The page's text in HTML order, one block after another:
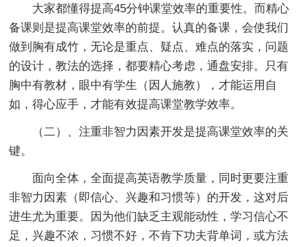
大家都懂得提高45分钟课堂效率的重要性。而精心
备课则是提高课堂效率的前提。认真的备课，会使我们
做到胸有成竹，无论是重点、疑点、难点的落实，问题
的设计，教法的选择，都要精心考虑，通盘安排。只有
胸中有教材，眼中有学生（因人施教），才能运用自
如，得心应手，才能有效提高课堂教学效率。
（二）、注重非智力因素开发是提高课堂效率的关
键。
面向全体，全面提高英语教学质量，同时更要注重
非智力因素（即信心、兴趣和习惯等）的开发，这对后
进生尤为重要。因为他们缺乏主观能动性，学习信心不
足，兴趣不浓，习惯不好，不肯下功夫背单词，或方法